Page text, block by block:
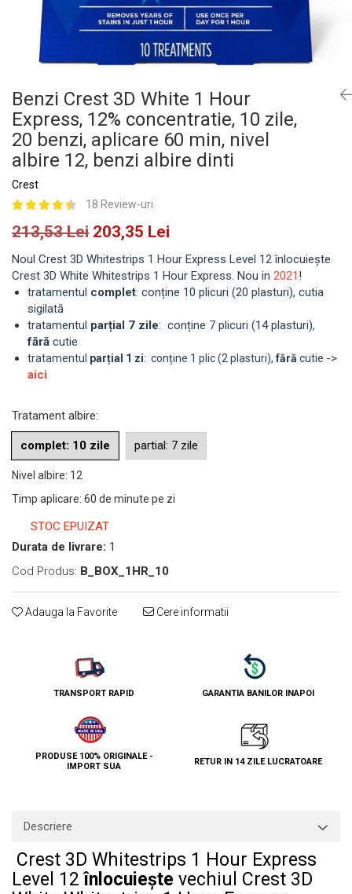
Benzi Crest 3D White 1 Hour
Express, 12% concentratie, 10 zile,
20 benzi, aplicare 60 min, nivel
albire 12, benzi albire dinti
Crest
18 Review-uri
213,53 Lei 203,35 Lei
Noul Crest 3D Whitestrips 1 Hour Express Level 12 înlocuiește
Crest 3D White Whitestrips 1 Hour Express. Nou in 2021 !
tratamentul complet: conține 10 plicuri (20 plasturi), cutia
sigilată
tratamentul parțial 7 zile: conține 7 plicuri (14 plasturi),
fără cutie
tratamentul parțial 1 zi: conține 1 plic (2 plasturi),fără cutie ->
aici
Tratament albire:
complet: 10 zile partial: 7 zile
Nivel albire: 12
Timp aplicare: 60 de minute pe zi
STOC EPUIZAT
Durata de livrare: 1
Cod Produs: B_BOX_1HR_10
Adauga la Favorite Cere informatii
TRANSPORT RAPID GARANTIA BANILOR INAPOI
PRODUSE 100% ORIGINALE -
IMPORT SUA
RETUR IN 14 ZILE LUCRATOARE
Descriere
Crest 3D Whitestrips 1 Hour Express
Level 12înlocuiește vechiul Crest 3D